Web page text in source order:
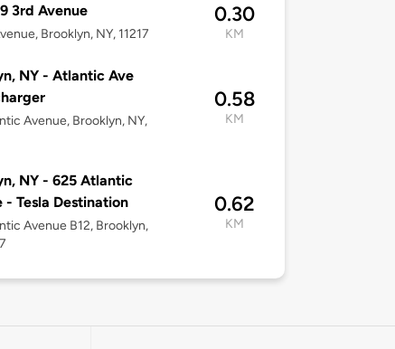
3rd Avenue
Brooklyn, NY, 11217
0.30
KM
NY - Atlantic Ave
Avenue, Brooklyn, NY,
0.58
KM
NY - 625 Atlantic
- Tesla Destination
Avenue B12, Brooklyn,
0.62
KM